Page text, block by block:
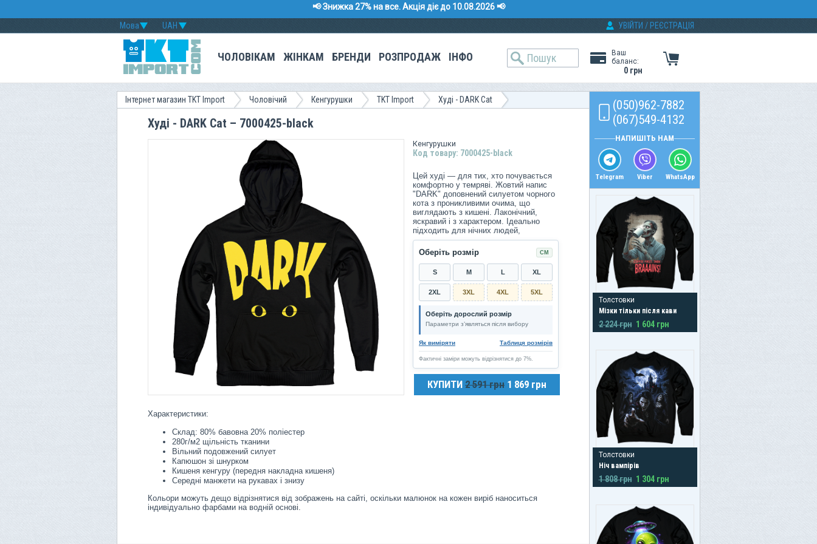
📢 Знижка 27% на все. Акція діє до 10.08.2026 📢
UAH
Мова УВІЙТИ / РЕЄСТРАЦІЯ
Ваш
баланс:
0 грн
ЧОЛОВІКАМ ЖІНКАМ БРЕНДИ РОЗПРОДАЖ ІНФО
Інтернет магазин TKT Import Чоловічий Кенгурушки TKT Import Худі - DARK Cat
Худі - DARK Cat – 7000425-black
Кенгурушки
Код товару: 7000425-black
Цей худі — для тих, хто почувається
комфортно у темряві. Жовтий напис
"DARK" доповнений силуетом чорного
кота з проникливими очима, що
виглядають з кишені. Лаконічний,
яскравий і з характером. Ідеально
підходить для нічних людей,
інтровертів і фанатів містичних вайбів.
Оберіть розмір
СМ
S M L XL
2XL 3XL 4XL 5XL
Оберіть дорослий розмір
Параметри з’являться після вибору
Як виміряти Таблиця розмірів
Фактичні заміри можуть відрізнятися до 7%.
КУПИТИ 2 591 грн 1 869 грн
Характеристики:
Склад: 80% бавовна 20% поліестер
280г/м2 щільність тканини
Вільний подовжений силует
Капюшон зі шнурком
Кишеня кенгуру (передня накладна кишеня)
Середні манжети на рукавах і знизу
Кольори можуть дещо відрізнятися від зображень на сайті, оскільки малюнок на кожен виріб наноситься
індивідуально фарбами на водній основі.
(050)962-7882
(067)549-4132
НАПИШІТЬ НАМ
Telegram Viber WhatsApp
Толстовки
Мізки тільки після кави
2 224 грн 1 604 грн
Толстовки
Ніч вампірів
1 808 грн 1 304 грн